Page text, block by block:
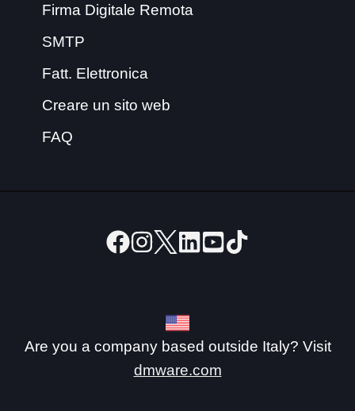
Firma Digitale Remota
SMTP
Fatt. Elettronica
Creare un sito web
FAQ
Are you a company based outside Italy? Visit
dmware.com